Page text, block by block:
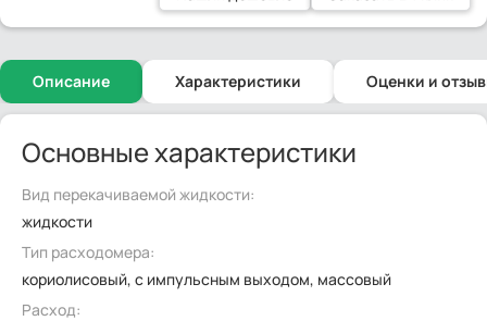
Описание Характеристики Оценки и
Основные характеристики
Вид перекачиваемой жидкости:
жидкости
Тип расходомера:
кориолисовый, с импульсным выходом, массовый
Расход: